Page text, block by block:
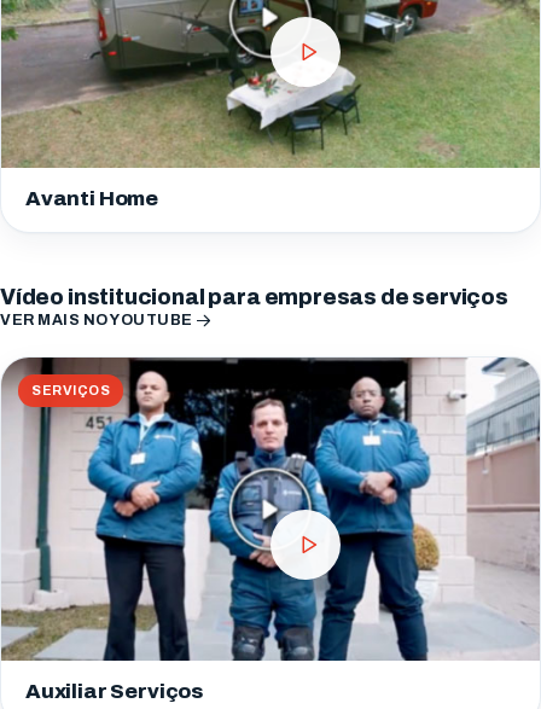
Avanti Home
Vídeo institucional para empresas de serviços
VER MAIS NO YOUTUBE
SERVIÇOS
Auxiliar Serviços